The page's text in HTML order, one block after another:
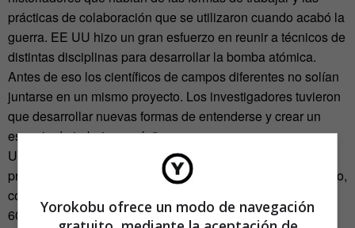
prácticas de colaboración que se utilizaron cuando acabó la
guerra. EE UU hizo un gran esfuerzo en reunir a técnicos de
distintas disciplinas para desarrollar la bomba atómica.
Antes de eso los científicos de campos diferentes no solían
juntarse en un mismo proyecto. Los investigadores tuvieron
que desarrollar nuevas formas de entenderse y crear un
espacio de trabajo común”.
Una segunda teoría lleva los orígenes de la cultura de los
prototipos a la cibercultura, entendida, según el antropólogo,
como “la última expresión de la contracultura de los años
60. Los hippies que vivían en California despotricaban del
Yorokobu ofrece un modo de navegación